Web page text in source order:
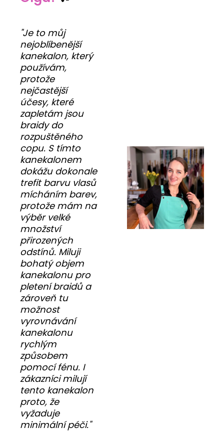
"Je to můj
nejoblíbenější
kanekalon, který
používám,
protože
nejčastější
účesy, které
zapletám jsou
braidy do
rozpuštěného
copu. S tímto
kanekalonem
dokážu dokonale
trefit barvu vlasů
mícháním barev,
protože mám na
výběr velké
množství
přirozených
odstínů. Miluji
bohatý objem
kanekalonu pro
pletení braidů a
zároveň tu
možnost
vyrovnávání
kanekalonu
rychlým
způsobem
pomocí fénu. I
zákazníci milují
tento kanekalon
proto, že
vyžaduje
minimální péči."